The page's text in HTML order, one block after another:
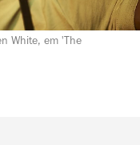
White, em 'The